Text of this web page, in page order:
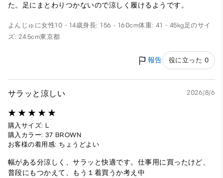
た。足にまとわりつかないので涼しく履けるようです。
よんじゅに女性10 - 14歳身長: 156 - 160cm体重: 41 - 45kg 足のサイ
ズ: 24.5cm東京都
報告 役に立った 0
サラッと涼しい 2026/8/6
購入サイズ: L
購入カラー: 37 BROWN
お客様の着用感: ちょうどよい
幅がある分涼しく、サラッと快適です。仕事用に買ったけど、
普段にもつかえて、もう１着買うか考え中